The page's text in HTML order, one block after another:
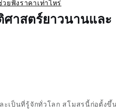
วยฟังราคาเท่าไหร่
าสตร์ยาวนานและ
เป็นที่รู้จักทั่วโลก สโมสรนี้ก่อตั้งขึ้น